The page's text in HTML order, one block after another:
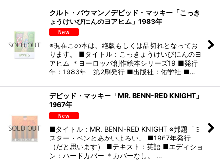
クルト・バウマン／デビッド・マッキー「こっき
ょうけいびにんのヨアヒム」1983年
※現在この本は、絶版もしくは品切れとなってお
ります。 ■タイトル：こっきょうけいびにんのヨ
アヒム ＊ヨーロッパ創作絵本シリーズ19 ■発行
年：1983年 第2刷発行 ■出版社：佑学社 ■…
デビッド・マッキー「MR. BENN-RED KNIGHT」
1967年
■タイトル：MR. BENN-RED KNIGHT ※邦題「ミ
スター・ベンとあかいよろい」 ■1967年発行
（だと思います） ■テキスト：英語 ■エディショ
ン：ハードカバー ＊カバーなし。 …